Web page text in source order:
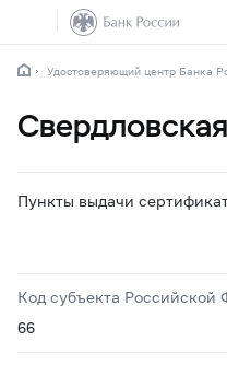
Удостоверяющий центр Банка
Пункты выдачи
Код субъекта Российской
66